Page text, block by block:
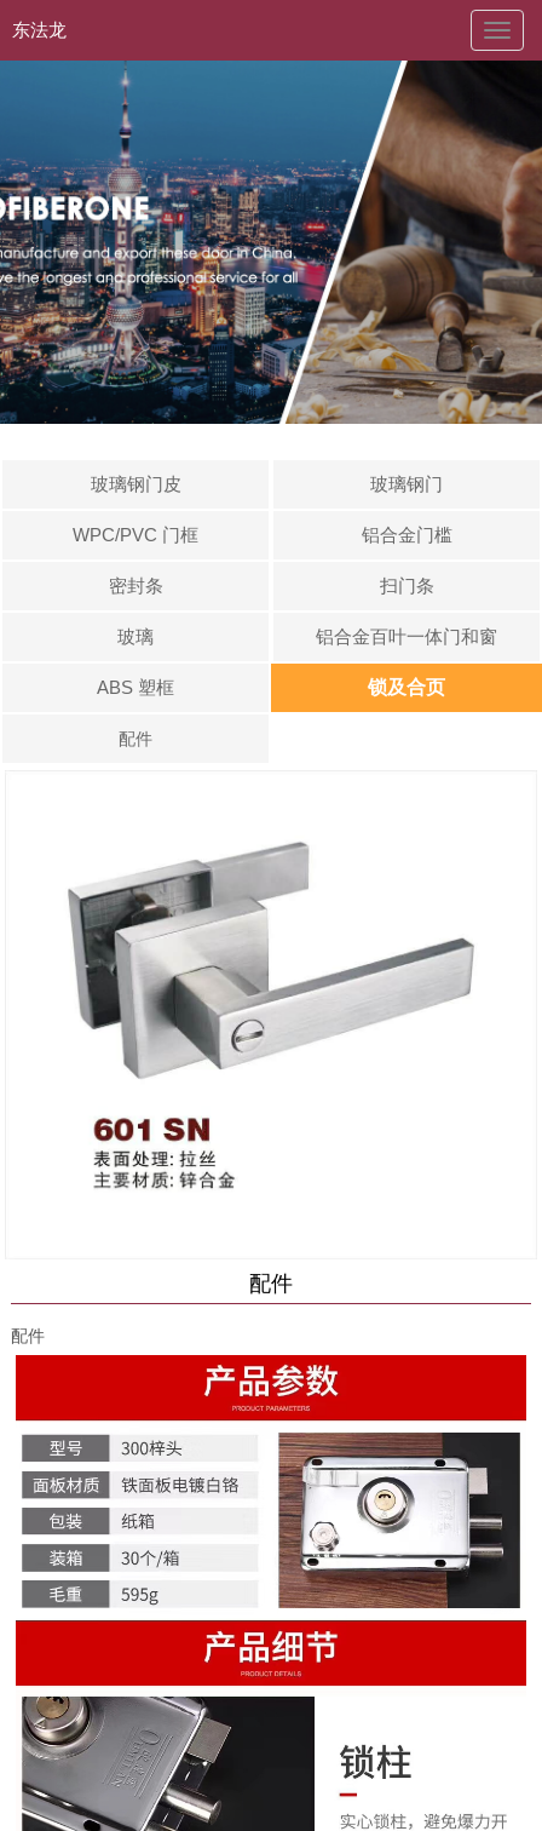
东法龙
玻璃钢门皮 玻璃钢门
WPC/PVC 门框 铝合金门槛
密封条 扫门条
玻璃 铝合金百叶一体门和窗
ABS 塑框 锁及合页
配件
配件
配件